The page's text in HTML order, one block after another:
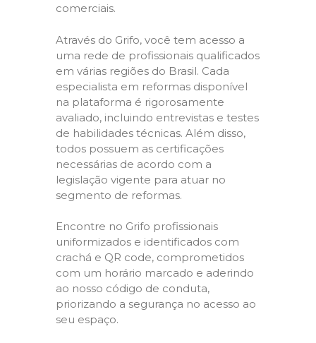
comerciais.
Através do Grifo, você tem acesso a
uma rede de profissionais qualificados
em várias regiões do Brasil. Cada
especialista em reformas disponível
na plataforma é rigorosamente
avaliado, incluindo entrevistas e testes
de habilidades técnicas. Além disso,
todos possuem as certificações
necessárias de acordo com a
legislação vigente para atuar no
segmento de reformas.
Encontre no Grifo profissionais
uniformizados e identificados com
crachá e QR code, comprometidos
com um horário marcado e aderindo
ao nosso código de conduta,
priorizando a segurança no acesso ao
seu espaço.